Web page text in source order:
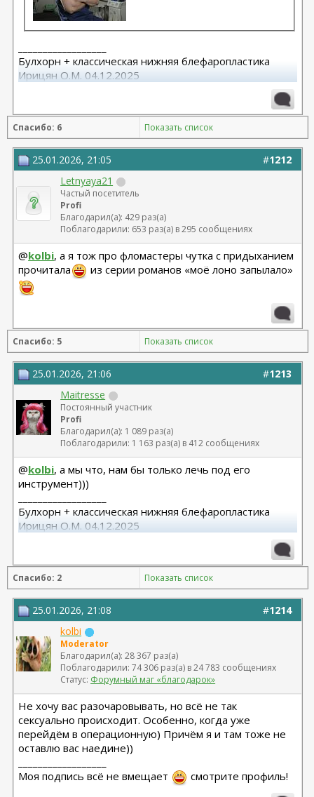
Булхорн + классическая нижняя блефаропластика
Ирицян О.М. 04.12.2025
Расширенная абдоминопластика + липосакция 360 +
липофилинг средней трети лица Назоев К.В.
22.04.2026
Спасибо: 6 Показать список
#1212
25.01.2026, 21:05
Letnyaya21
Частый посетитель
Profi
Благодарил(а): 429 раз(а)
Поблагодарили: 653 раз(а) в 295 сообщениях
@kolbi, а я тож про фломастеры чутка с придыханием
прочитала
из серии романов «моё лоно запылало»
Спасибо: 5 Показать список
#1213
25.01.2026, 21:06
Maitresse
Постоянный участник
Profi
Благодарил(а): 1 089 раз(а)
Поблагодарили: 1 163 раз(а) в 412 сообщениях
@kolbi, а мы что, нам бы только лечь под его
инструмент)))
Булхорн + классическая нижняя блефаропластика
Ирицян О.М. 04.12.2025
Расширенная абдоминопластика + липосакция 360 +
липофилинг средней трети лица Назоев К.В.
22.04.2026
Спасибо: 2 Показать список
#1214
25.01.2026, 21:08
kolbi
Moderator
Благодарил(а): 28 367 раз(а)
Поблагодарили: 74 306 раз(а) в 24 783 сообщениях
Статус: Форумный маг «благодарок»
Не хочу вас разочаровывать, но всё не так
сексуально происходит. Особенно, когда уже
перейдём в операционную) Причём я и там тоже не
оставлю вас наедине))
Моя подпись всё не вмещает
смотрите профиль!